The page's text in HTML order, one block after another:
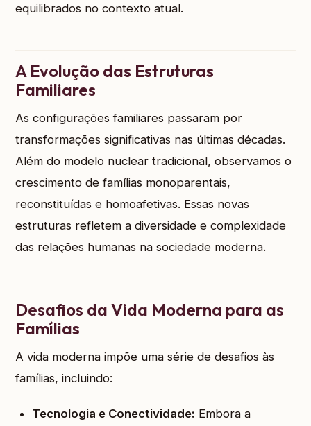
equilibrados no contexto atual.
A Evolução das Estruturas
Familiares
As configurações familiares passaram por
transformações significativas nas últimas décadas.
Além do modelo nuclear tradicional, observamos o
crescimento de famílias monoparentais,
reconstituídas e homoafetivas. Essas novas
estruturas refletem a diversidade e complexidade
das relações humanas na sociedade moderna.
Desafios da Vida Moderna para as
Famílias
A vida moderna impõe uma série de desafios às
famílias, incluindo:
Tecnologia e Conectividade: Embora a